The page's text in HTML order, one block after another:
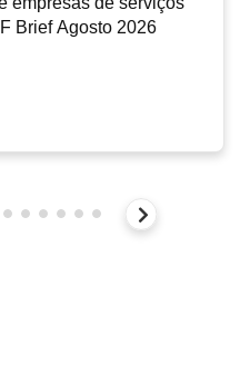
Brief Agosto 2026